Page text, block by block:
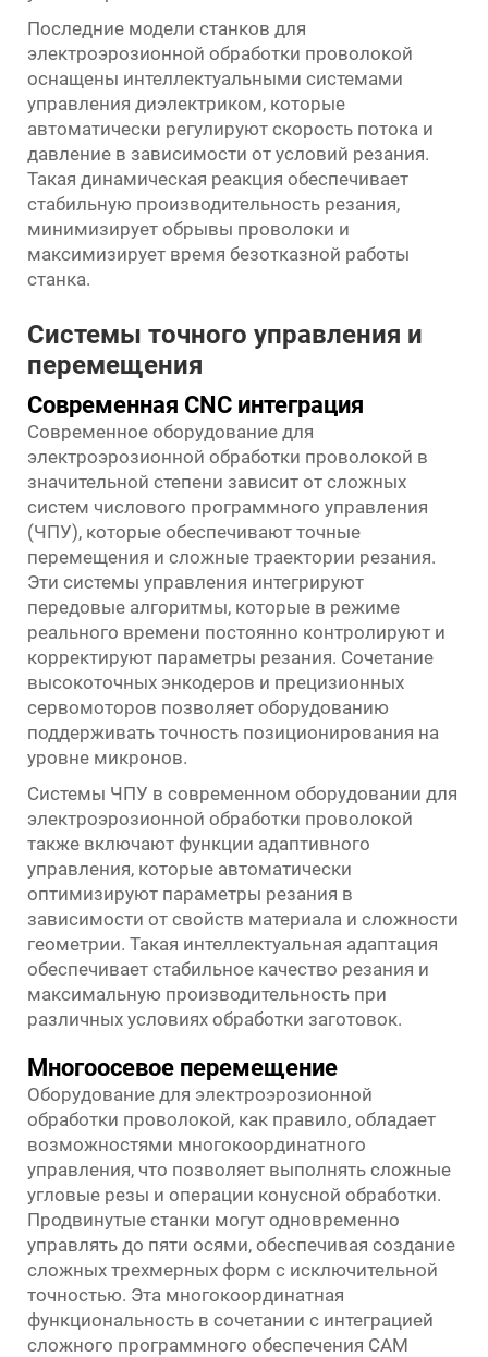
Последние модели станков для
электроэрозионной обработки проволокой
оснащены интеллектуальными системами
управления диэлектриком, которые
автоматически регулируют скорость потока и
давление в зависимости от условий резания.
Такая динамическая реакция обеспечивает
стабильную производительность резания,
минимизирует обрывы проволоки и
максимизирует время безотказной работы
станка.
Системы точного управления и
перемещения
Современная CNC интеграция
Современное оборудование для
электроэрозионной обработки проволокой в
значительной степени зависит от сложных
систем числового программного управления
(ЧПУ), которые обеспечивают точные
перемещения и сложные траектории резания.
Эти системы управления интегрируют
передовые алгоритмы, которые в режиме
реального времени постоянно контролируют и
корректируют параметры резания. Сочетание
высокоточных энкодеров и прецизионных
сервомоторов позволяет оборудованию
поддерживать точность позиционирования на
уровне микронов.
Системы ЧПУ в современном оборудовании для
электроэрозионной обработки проволокой
также включают функции адаптивного
управления, которые автоматически
оптимизируют параметры резания в
зависимости от свойств материала и сложности
геометрии. Такая интеллектуальная адаптация
обеспечивает стабильное качество резания и
максимальную производительность при
различных условиях обработки заготовок.
Многоосевое перемещение
Оборудование для электроэрозионной
обработки проволокой, как правило, обладает
возможностями многокоординатного
управления, что позволяет выполнять сложные
угловые резы и операции конусной обработки.
Продвинутые станки могут одновременно
управлять до пяти осями, обеспечивая создание
сложных трехмерных форм с исключительной
точностью. Эта многокоординатная
функциональность в сочетании с интеграцией
сложного программного обеспечения CAM